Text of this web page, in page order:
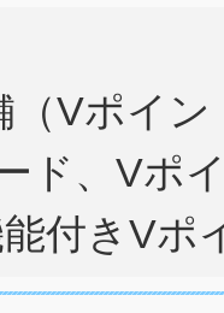
（Vポイ
ド、Vポ
付きVポ